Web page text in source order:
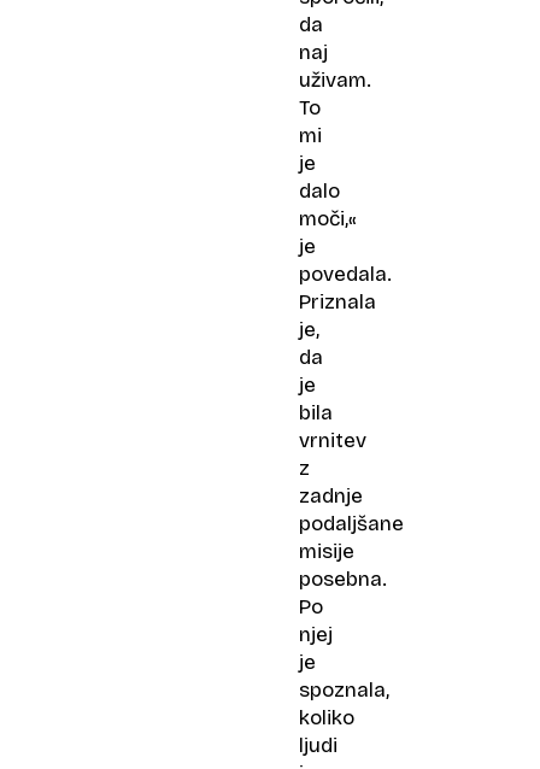
da
naj
uživam.
To
mi
je
dalo
moči,«
je
povedala.
Priznala
je,
da
je
bila
vrnitev
z
zadnje
podaljšane
misije
posebna.
Po
njej
je
spoznala,
koliko
ljudi